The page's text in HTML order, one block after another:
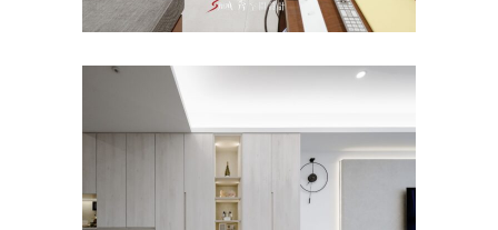
台南永康室內設計｜台南老屋
翻新推薦｜永康真愛｜江宅